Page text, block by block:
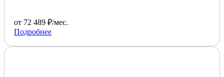
от 72 489 ₽/мес.
Подробнее